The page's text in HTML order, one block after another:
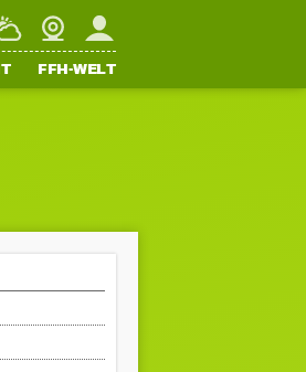
WebcamMein FFH
FFH-WELT